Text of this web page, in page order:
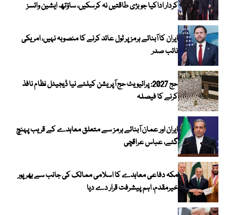
کردار اداکیا جو بڑی طاقتیں نہ کرسکیں، ساؤتھ ایشین وائسز
ایران کا آبنائے ہرمز پر ٹول عائد کرنے کا منصوبہ نہیں، امریکی
نائب صدر
حج 2027: پرائیویٹ حج آپریشن کیلئے نیا ڈیجیٹل نظام نافذ
کرنے کا فیصلہ
ایران اور عمان آبنائے ہرمز سے متعلق معاہدے کے قریب پہنچ
گئے، عباس عراقچی
مکہ دفاعی معاہدے کا اسلامی ممالک کی جانب سے بھرپور
خیرمقدم، اہم پیشرفت قرار دے دیا